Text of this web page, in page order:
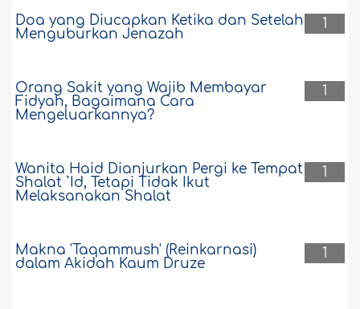
1
Doa yang Diucapkan Ketika dan Setelah
Menguburkan Jenazah
1
Orang Sakit yang Wajib Membayar
Fidyah, Bagaimana Cara
Mengeluarkannya?
1
Wanita Haid Dianjurkan Pergi ke Tempat
Shalat `Id, Tetapi Tidak Ikut
Melaksanakan Shalat
1
Makna 'Taqammush' (Reinkarnasi)
dalam Akidah Kaum Druze